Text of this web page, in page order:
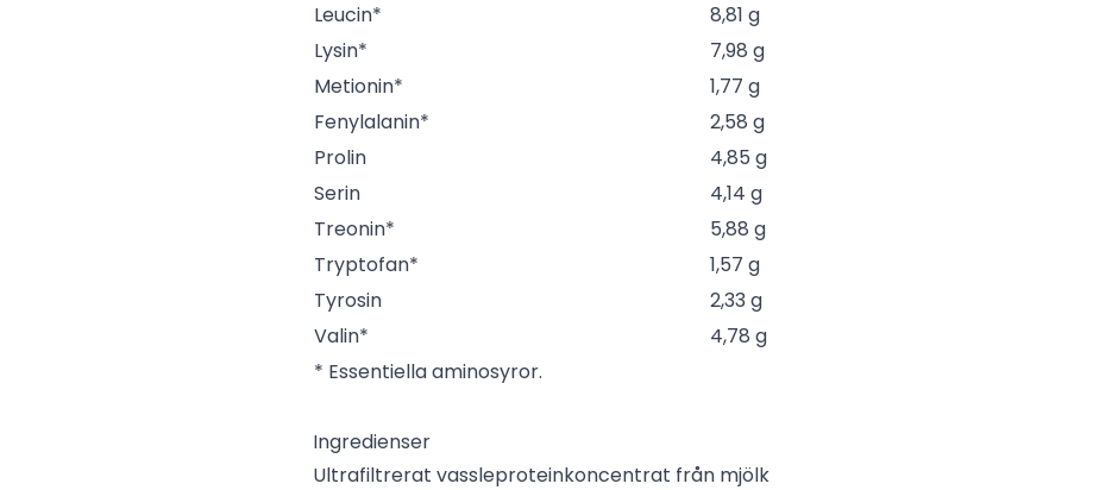
Leucin*
8,81 g
Lysin*
7,98 g
Metionin*
1,77 g
Fenylalanin*
2,58 g
Prolin
4,85 g
Serin
4,14 g
Treonin*
5,88 g
Tryptofan*
1,57 g
Tyrosin
2,33 g
Valin*
4,78 g
* Essentiella aminosyror.
Ingredienser
Ultrafiltrerat vassleproteinkoncentrat från mjölk